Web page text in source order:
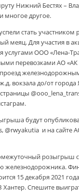
Нижний Бестях –
многое другое.
стать
меяц. Для участия в
услугами ООО «Лена-
перевозками АО
вокзала до/от города
будут
@rwyakutia и на сайте
розыгрыш
железнодорожника.
15 декабря 2021
Хантер. Спешите